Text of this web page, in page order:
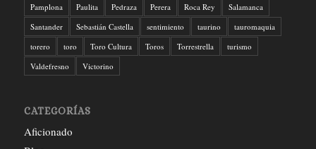
Pamplona
Paulita Pedraza Perera Roca Rey
Salamanca
Santander
Sebastián Castella sentimiento taurino
tauromaquia
torero
toro Toro Cultura Toros Torrestrella
turismo
Valdefresno
Victorino
CATEGORÍAS
Aficionado